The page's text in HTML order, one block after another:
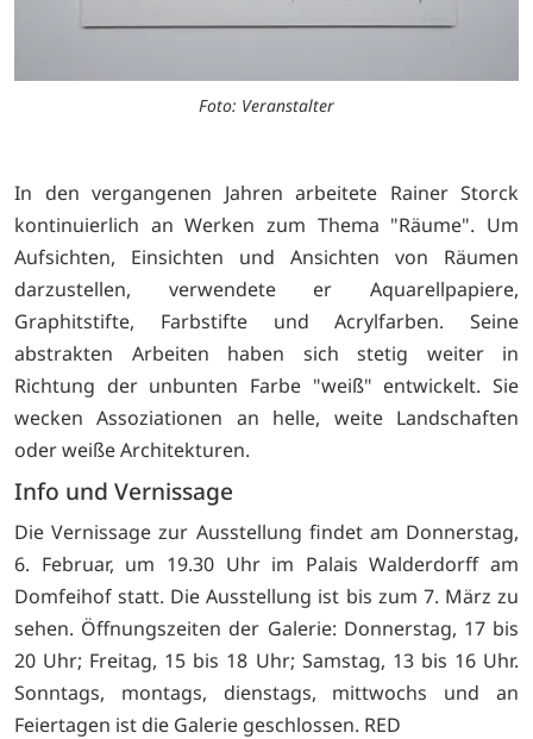
Foto: Veranstalter
In den vergangenen Jahren arbeitete Rainer Storck
kontinuierlich an Werken zum Thema "Räume". Um
Aufsichten, Einsichten und Ansichten von Räumen
darzustellen, verwendete er Aquarellpapiere,
Graphitstifte, Farbstifte und Acrylfarben. Seine
abstrakten Arbeiten haben sich stetig weiter in
Richtung der unbunten Farbe "weiß" entwickelt. Sie
wecken Assoziationen an helle, weite Landschaften
oder weiße Architekturen.
Info und Vernissage
Die Vernissage zur Ausstellung findet am Donnerstag,
6. Februar, um 19.30 Uhr im Palais Walderdorff am
Domfeihof statt. Die Ausstellung ist bis zum 7. März zu
sehen. Öffnungszeiten der Galerie: Donnerstag, 17 bis
20 Uhr; Freitag, 15 bis 18 Uhr; Samstag, 13 bis 16 Uhr.
Sonntags, montags, dienstags, mittwochs und an
Feiertagen ist die Galerie geschlossen. RED